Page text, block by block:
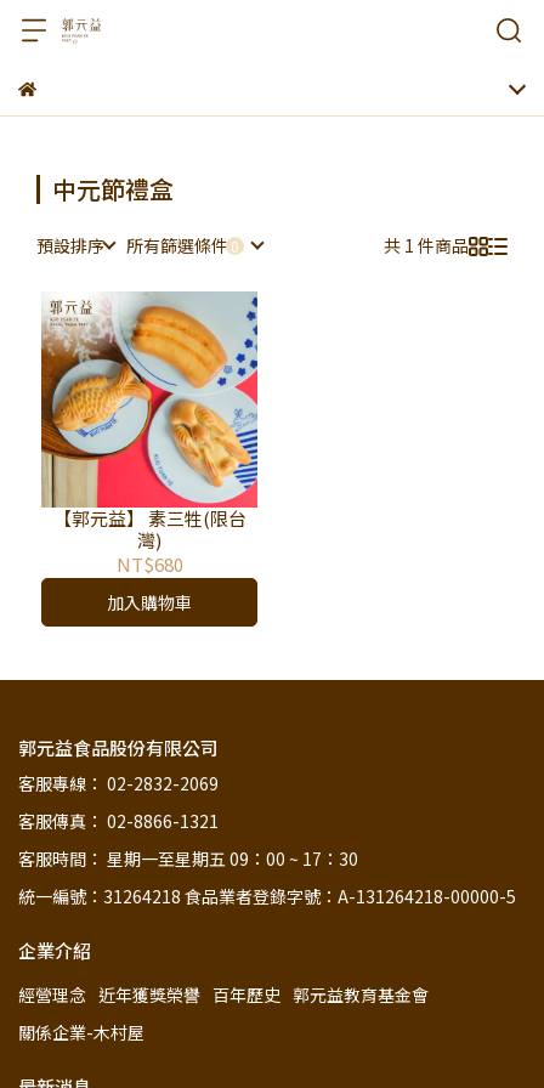
中元節禮盒
預設排序 所有篩選條件 共 1 件商品
【郭元益】 素三牲(限台
灣)
NT$680
加入購物車
郭元益食品股份有限公司
客服專線： 02-2832-2069
客服傳真： 02-8866-1321
客服時間： 星期一至星期五 09：00 ~ 17：30
統一編號：31264218 食品業者登錄字號：A-131264218-00000-5
企業介紹
經營理念 近年獲獎榮譽 百年歷史 郭元益教育基金會
關係企業-木村屋